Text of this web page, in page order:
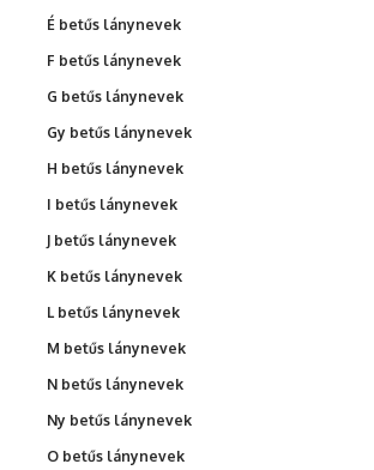
É betűs lánynevek
F betűs lánynevek
G betűs lánynevek
Gy betűs lánynevek
H betűs lánynevek
I betűs lánynevek
J betűs lánynevek
K betűs lánynevek
L betűs lánynevek
M betűs lánynevek
N betűs lánynevek
Ny betűs lánynevek
O betűs lánynevek